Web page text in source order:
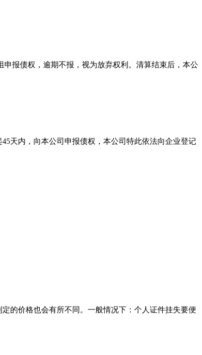
报债权，逾期不报，视为放弃权利。清算结束后，本公
天内，向本公司申报债权，本公司特此依法向企业登记
的价格也会有所不同。一般情况下：个人证件挂失要便